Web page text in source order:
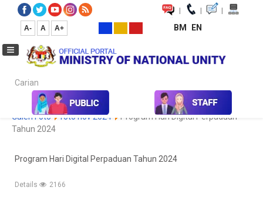
| | |
A- A A+ BM EN
Carian...
Media Media Collection Photo
Koleksi Media
Galeri Foto
foto nov 2024
Program Hari Digital Perpaduan
Tahun 2024
Program Hari Digital Perpaduan Tahun 2024
Details 2166